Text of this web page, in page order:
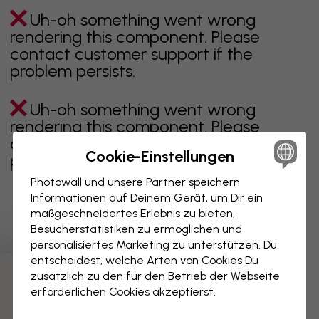
Uh-oh something went wrong
rendering this component. Please
contact customer support if the
problem persists.
Uh-oh something went wrong
rendering this component. Please
contact customer support if the
problem persists.
Zeigt Seite 1 von 2 Seiten
Weitere Kategorien entdecken
Cookie-Einstellungen
Photowall und unsere Partner speichern
Informationen auf Deinem Gerät, um Dir ein
maßgeschneidertes Erlebnis zu bieten,
Besucherstatistiken zu ermöglichen und
personalisiertes Marketing zu unterstützen. Du
entscheidest, welche Arten von Cookies Du
zusätzlich zu den für den Betrieb der Webseite
erforderlichen Cookies akzeptierst.